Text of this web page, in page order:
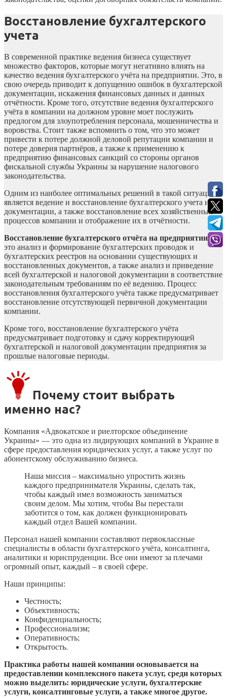
Восстановление бухгалтерского
учета
В современной практике ведения бизнеса существует
множество факторов, которые могут негативно влиять на
качество ведения бухгалтерского учёта на предприятии. Это, в
свою очередь приводит к допущению ошибок в бухгалтерской
документации, искажения финансовых данных и данных
отчётности. Кроме того, отсутствие ведения бухгалтерского
учёта в компании на должном уровне моет послужить
предлогом для злоупотребления персонала, мошенничества и
воровства. Стоит также вспомнить о том, что это может
привести к потере должной деловой репутации компании и
потере доверия партнёров, а также к применению к
предприятию финансовых санкций со стороны органов
фискальной службы Украины за нарушение налогового
законодательства.
Одним из наиболее оптимальных решений в такой ситуации
является ведение и восстановление бухгалтерского учета и
документации, а также восстановление всех хозяйственных
процессов компании и отображение их в отчётности.
Восстановление бухгалтерского отчёта на предприятии –
это анализ и формирование бухгалтерских проводок и
бухгалтерских реестров на основании существующих и
восстановленных документов, а также анализ и приведение
всей бухгалтерской и налоговой документации в соответствие
законодательным требованиям по её ведению. Процесс
восстановления бухгалтерского учёта также предусматривает
восстановление отсутствующей первичной документации
компании.
Кроме того, восстановление бухгалтерского учёта
предусматривает подготовку и сдачу корректирующей
бухгалтерской и налоговой документации предприятия за
прошлые налоговые периоды.
Почему стоит выбрать
именно нас?
Компания «Адвокатское и риелторское объединение
Украины» — это одна из лидирующих компаний в Украине в
сфере предоставления юридических услуг, а также услуг по
абонентскому обслуживанию бизнеса.
Наша миссия – максимально упростить жизнь
каждого предпринимателя Украины, сделать так,
чтобы каждый имел возможность заниматься
своим делом. Мы хотим, чтобы Вы перестали
заботится о том, как должен функционировать
каждый отдел Вашей компании.
Персонал нашей компании составляют первоклассные
специалисты в области бухгалтерского учёта, консалтинга,
аналитики и юриспруденции. Все они имеют за плечами
огромный опыт, каждый – в своей сфере.
Наши принципы:
Честность;
Объективность;
Конфиденциальность;
Профессионализм;
Оперативность;
Открытость.
Практика работы нашей компании основывается на
предоставлении комплексного пакета услуг, среди которых
можно выделить: юридические услуги, бухгалтерские
услуги, консалтинговые услуги, а также многое другое.